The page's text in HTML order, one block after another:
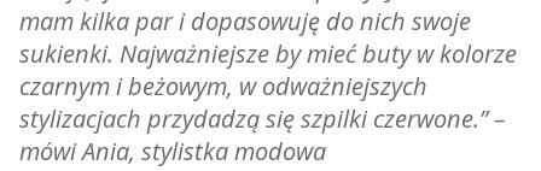
mam kilka par i dopasowuję do nich swoje
sukienki. Najważniejsze by mieć buty w kolorze
czarnym i beżowym, w odważniejszych
stylizacjach przydadzą się szpilki czerwone.”–
mówi Ania, stylistka modowa